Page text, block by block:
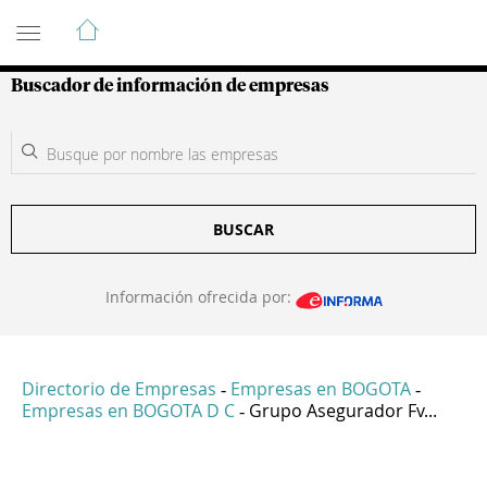
Guía de Empresas Colombianas
Buscador de información de empresas
BUSCAR
Información ofrecida por:
Directorio de Empresas - Empresas en BOGOTA -
Empresas en BOGOTA D C - Grupo Asegurador Fv...